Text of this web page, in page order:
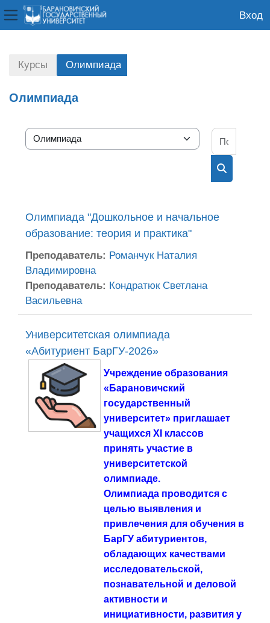
Боковая панель
Вход
Курсы Олимпиада
Олимпиада
Категории курсов
Олимпиада "Дошкольное и начальное
образование: теория и практика"
Преподаватель: Романчук Наталия
Владимировна
Преподаватель: Кондратюк Светлана
Васильевна
Университетская олимпиада
«Абитуриент БарГУ-2026»
Учреждение образования
«Барановичский
государственный
университет» приглашает
учащихся XI классов
принять участие в
университетской
олимпиаде.
Олимпиада проводится с
целью выявления и
привлечения для обучения в
БарГУ абитуриентов,
обладающих качествами
исследовательской,
познавательной и деловой
активности и
инициативности, развития у